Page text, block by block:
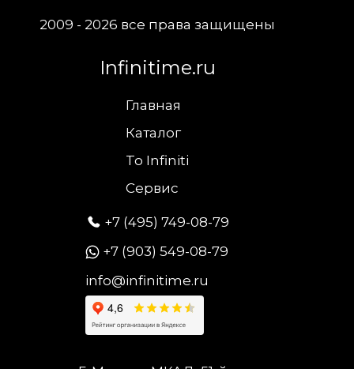
2009 - 2026 все права защищены
Infinitime.ru
Главная
Каталог
To Infiniti
Сервис
+7 (495) 749-08-79
+7 (903) 549-08-79
info@infinitime.ru